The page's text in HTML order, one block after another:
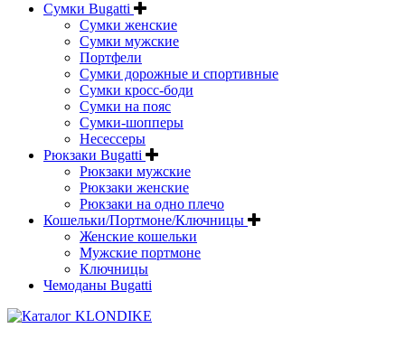
Сумки Bugatti
Сумки женские
Сумки мужские
Портфели
Сумки дорожные и спортивные
Сумки кросс-боди
Сумки на пояс
Сумки-шопперы
Несессеры
Рюкзаки Bugatti
Рюкзаки мужские
Рюкзаки женские
Рюкзаки на одно плечо
Кошельки/Портмоне/Ключницы
Женские кошельки
Мужские портмоне
Ключницы
Чемоданы Bugatti